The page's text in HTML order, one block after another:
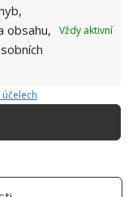
obsahu,
Vždy aktivní
zemědělské
[Více o autorovi]